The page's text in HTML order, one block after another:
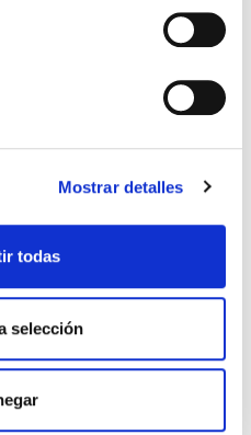
Mostrar detalles
todas
selección
las posibilidades
como con